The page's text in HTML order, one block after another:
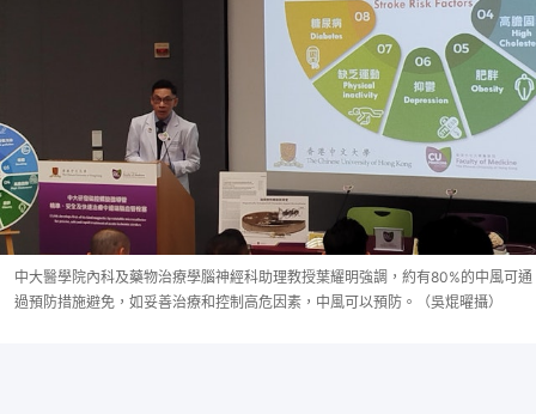
中大醫學院內科及藥物治療學腦神經科助理教授葉耀明強調，約有80%的中風可通
過預防措施避免，如妥善治療和控制高危因素，中風可以預防。（吳焜曜攝）